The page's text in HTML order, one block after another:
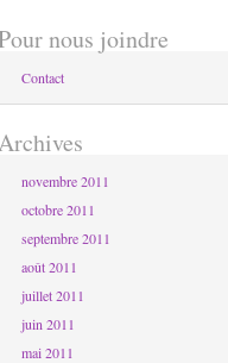
nous joindre
Contact
novembre 2011
octobre 2011
septembre 2011
août 2011
juillet 2011
juin 2011
mai 2011